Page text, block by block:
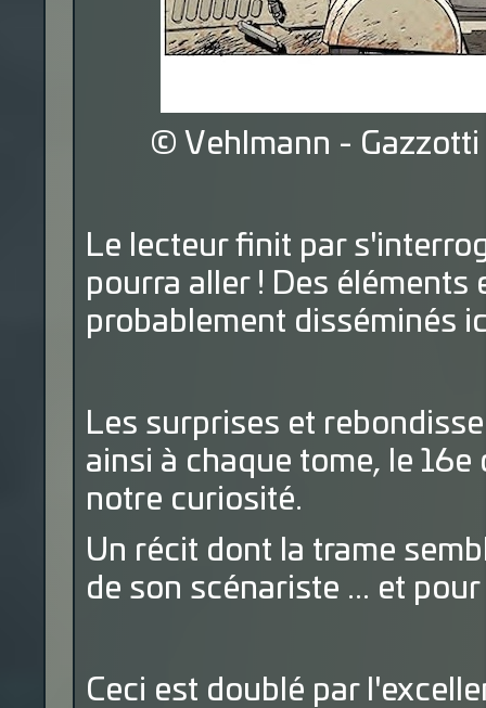
© Vehlmann -
Le lecteur finit par
pourra aller ! Des
probablement disséminés
Les surprises et
ainsi à chaque tome, le
notre curiosité.
Un récit dont la trame
de son scénariste ... et
Ceci est doublé par